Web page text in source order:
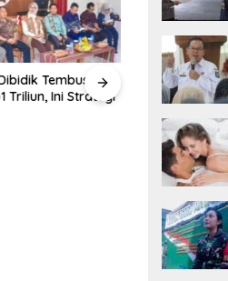
Tembus
Triliun, Ini Strategi
Dewan
Desak